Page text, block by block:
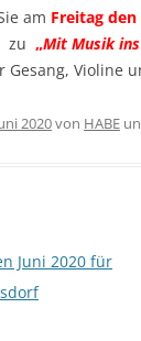
am Freitag den
zu „Mit Musik
Gesang, Violine
2020von HABE
Juni 2020 für